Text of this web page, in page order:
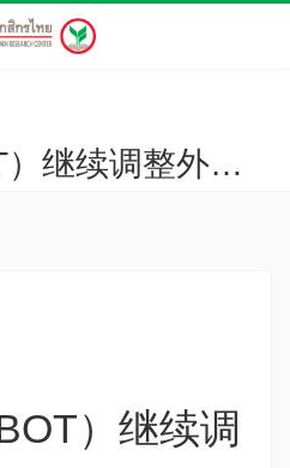
泰国银行（BOT）继续调整外汇市场生态系统，但泰铢仍因得到泰国和美国特定因素的支持而趋升（经济观察 第27年3905号）
）继续调